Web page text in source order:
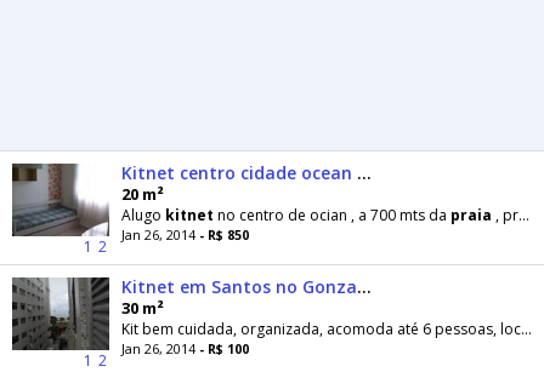
1 2
Kitnet centro cidade ocean CARNAVAL 850
20 m²
Alugo kitnet no centro de ocian , a 700 mts da praia , proximo de todos os comercios , ao lado
Jan 26, 2014 - R$ 850
1 2
Kitnet em Santos no Gonzaga
30 m²
Kit bem cuidada, organizada, acomoda até 6 pessoas, localizada no Gonzaga na quadra da
Jan 26, 2014 - R$ 100